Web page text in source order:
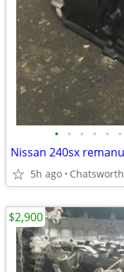
• • • • • •
5h ago Chatsworth
$2,900